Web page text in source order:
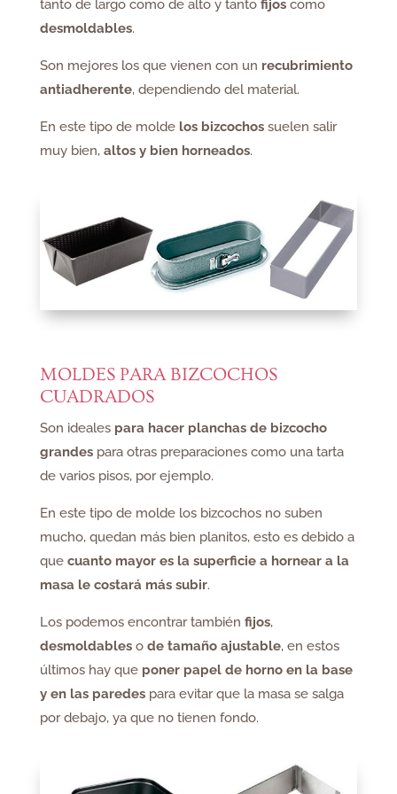
tanto de largo como de alto y tanto fijoscomo
desmoldables.
Son mejores los que vienen con un recubrimiento
antiadherente, dependiendo del material.
En este tipo de moldelos bizcochossuelen salir
muy bien, altos y bien horneados.
MOLDES PARA BIZCOCHOS
CUADRADOS
Son ideales para hacer planchas de bizcocho
grandespara otras preparaciones como una tarta
de varios pisos, por ejemplo.
En este tipo de molde los bizcochos no suben
mucho, quedan más bien planitos, esto es debido a
que cuanto mayor es la superficie a hornear a la
masa le costará más subir.
Los podemos encontrar también fijos,
desmoldablesode tamaño ajustable, en estos
últimos hay que poner papel de horno en la base
y en las paredespara evitar que la masa se salga
por debajo, ya que no tienen fondo.